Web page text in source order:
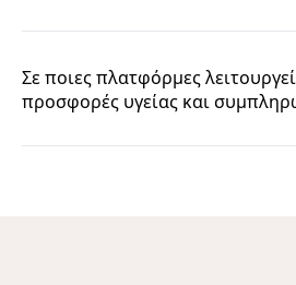
Σε ποιες πλατφόρμες
προσφορές υγείας και